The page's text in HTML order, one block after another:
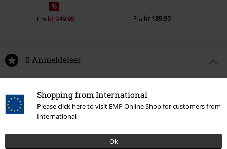
Shopping from International
Please click here to visit EMP Online Shop for customers from
International
Ok
%
Fra kr 249.95 Fra kr 189.95
0 Anmeldelser
klar til at rocke".
Skriv anmeldelse